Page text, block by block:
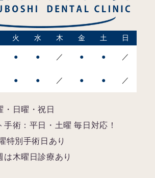
火 水 木 金 土
日
● ● ／ ● ● ／
● ● ／ ● ● ／
日曜・祝日
術：平日・土曜 毎日対応！
特別手術日あり
木曜日診療あり